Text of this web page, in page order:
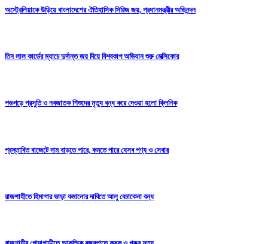
অস্ট্রেলিয়াকে উড়িয়ে বাংলাদেশের ঐতিহাসিক সিরিজ জয়, প্রধানমন্ত্রীর অভিনন্দন
তিন লাল কার্ডের ম্যাচে দুর্দান্ত জয় দিয়ে বিশ্বকাপ অভিযান শুরু মেক্সিকোর
পঞ্চগড়ে প্রসুতি ও নবজাতক শিশুদের মৃত্যু বন্ধ করে দেওয়া হলো ক্লিনিক
প্রস্তাবিত বাজেটে দাম বাড়তে পারে, কমতে পারে যেসব পণ্য ও সেবার
রাজশাহীতে হিমাগার ভাড়া কমানোর দাবিতে আলু বেচাকেনা বন্ধ